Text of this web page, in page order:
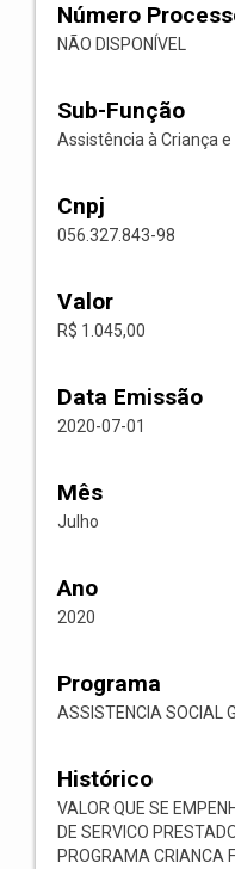
Número
NÃO DISPONÍVEL
Sub-Função
Assistência à Criança
Cnpj
056.327.843-98
Valor
R$ 1.045,00
Data Emissão
2020-07-01
Mês
Julho
Ano
2020
Programa
ASSISTENCIA SOCIAL
Histórico
VALOR QUE SE
DE SERVICO
PROGRAMA CRIANCA